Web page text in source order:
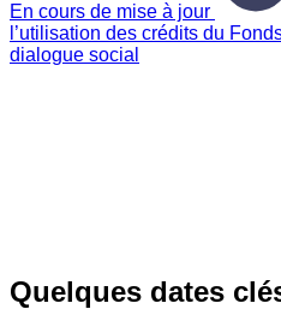
En cours de mise à jour
l’utilisation des crédits du
dialogue social
Quelques dates